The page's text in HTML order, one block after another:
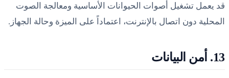
قد يعمل تشغيل أصوات الحيوانات الأساسية ومعالجة الصوت
المحلية دون اتصال بالإنترنت، اعتماداً على الميزة وحالة الجهاز.
13. أمن البيانات